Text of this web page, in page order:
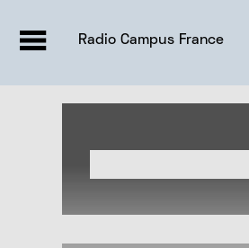
ACTUALITÉS
EMISSIONS |
PODCASTS
Radio Campus France